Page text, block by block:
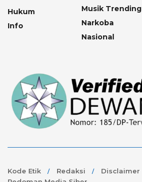
Hukum
Info
Musik Trending
Narkoba
Nasional
Kode Etik Redaksi
Disclaimer